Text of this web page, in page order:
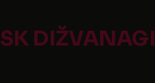
SK DIŽVANAGI